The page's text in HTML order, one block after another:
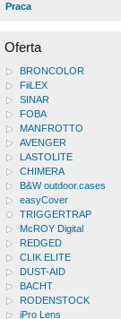
Praca
Oferta
BRONCOLOR
FiiLEX
SINAR
FOBA
MANFROTTO
AVENGER
LASTOLITE
CHIMERA
B&W outdoor.cases
easyCover
TRIGGERTRAP
McROY Digital
REDGED
CLIK ELITE
DUST-AID
BACHT
RODENSTOCK
iPro Lens